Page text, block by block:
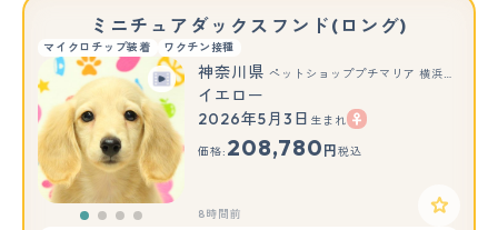
ミニチュアダックスフンド(ロング)
マイクロチップ装着 ワクチン接種
神奈川県 ペットショッププチマリア 横浜永田台店
イエロー
2026年5月3日 生まれ
価格: 208,780 円 税込
8時間前